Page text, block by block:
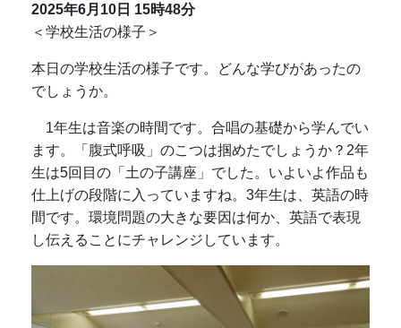
2025年6月10日 15時48分
＜学校生活の様子＞
本日の学校生活の様子です。どんな学びがあったの
でしょうか。
1年生は音楽の時間です。合唱の基礎から学んでい
ます。「腹式呼吸」のこつは掴めたでしょうか？2年
生は5回目の「土の子講座」でした。いよいよ作品も
仕上げの段階に入っていますね。3年生は、英語の時
間です。環境問題の大きな要因は何か、英語で表現
し伝えることにチャレンジしています。